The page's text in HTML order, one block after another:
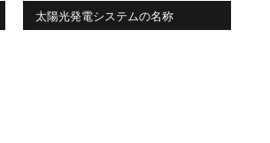
太陽光発電システムの名称